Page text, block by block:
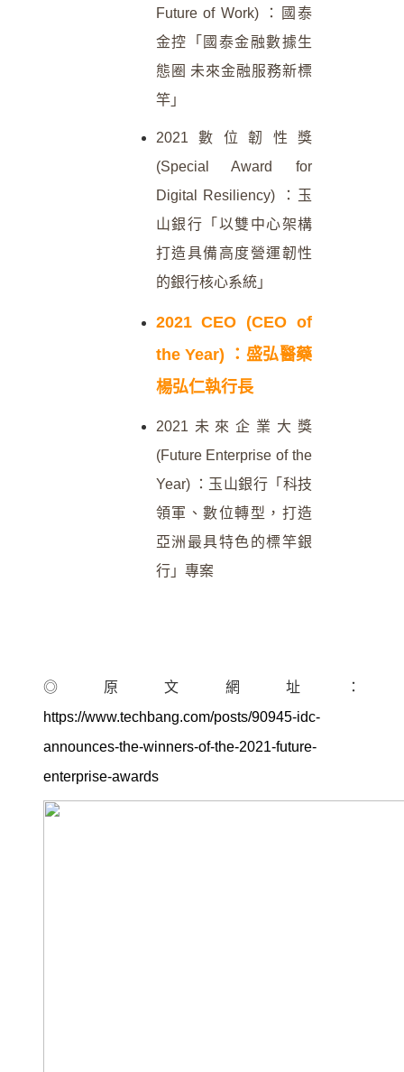
Future of Work) ：國泰
金控「國泰金融數據生
態圈 未來金融服務新標
竿」
2021數位韌性獎
(Special Award for
Digital Resiliency) ：玉
山銀行「以雙中心架構
打造具備高度營運韌性
的銀行核心系統」
2021 CEO (CEO of
the Year) ：盛弘醫藥
楊弘仁執行長
2021未來企業大獎
(Future Enterprise of the
Year) ：玉山銀行「科技
領軍、數位轉型，打造
亞洲最具特色的標竿銀
行」專案
◎原文網址：
https://www.techbang.com/posts/90945-idc-
announces-the-winners-of-the-2021-future-
enterprise-awards